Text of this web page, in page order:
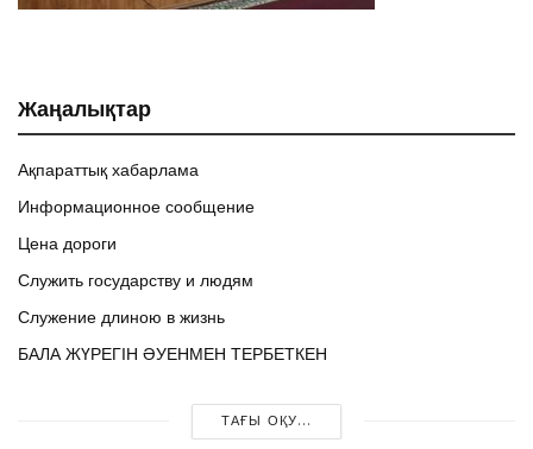
Жаңалықтар
Ақпараттық хабарлама
Информационное сообщение
Цена дороги
Служить государству и людям
Служение длиною в жизнь
БАЛА ЖҮРЕГІН ӘУЕНМЕН ТЕРБЕТКЕН
ТАҒЫ ОҚУ...